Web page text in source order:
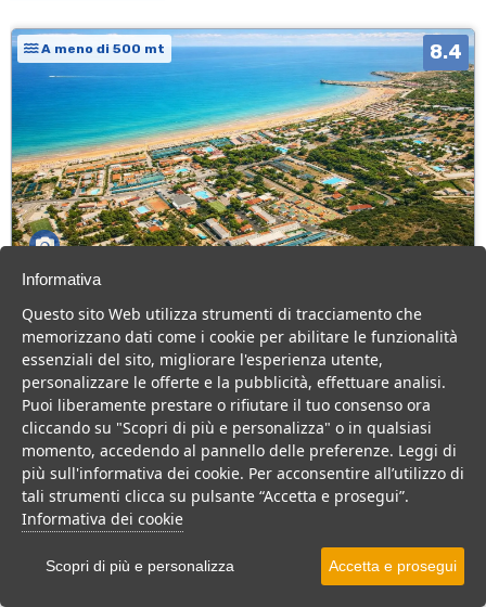
A meno di 500 mt 8.4
Puglia > Gargano > Vieste
107 Camere
Villaggio a Vieste, con piscina e animazione, ideale per famiglie
con bambini.
Villaggio Hotel
VEDI SU MAPPA
Informativa
Questo sito Web utilizza strumenti di tracciamento che
memorizzano dati come i cookie per abilitare le funzionalità
essenziali del sito, migliorare l'esperienza utente,
personalizzare le offerte e la pubblicità, effettuare analisi.
Puoi liberamente prestare o rifiutare il tuo consenso ora
cliccando su "Scopri di più e personalizza" o in qualsiasi
momento, accedendo al pannello delle preferenze. Leggi di
più sull'informativa dei cookie. Per acconsentire all’utilizzo di
tali strumenti clicca su pulsante “Accetta e prosegui”.
Informativa dei cookie
Scopri di più e personalizza Accetta e prosegui